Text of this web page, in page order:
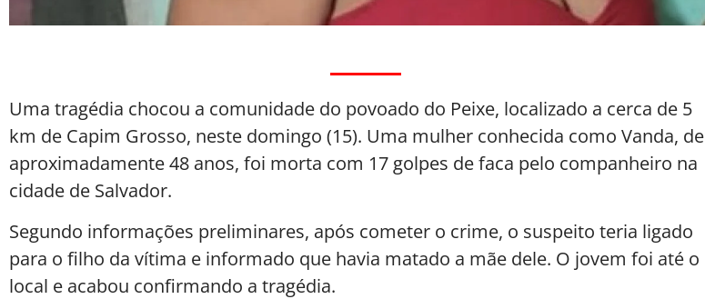
Uma tragédia chocou a comunidade do povoado do Peixe, localizado a cerca de 5
km de Capim Grosso, neste domingo (15). Uma mulher conhecida como Vanda, de
aproximadamente 48 anos, foi morta com 17 golpes de faca pelo companheiro na
cidade de Salvador.
Segundo informações preliminares, após cometer o crime, o suspeito teria ligado
para o filho da vítima e informado que havia matado a mãe dele. O jovem foi até o
local e acabou confirmando a tragédia.